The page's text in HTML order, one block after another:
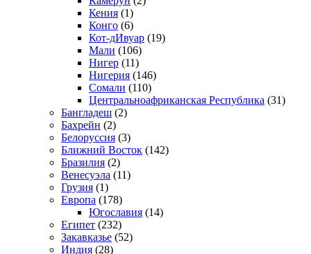
Кения (1)
Конго (6)
Кот-дИвуар (19)
Мали (106)
Нигер (11)
Нигерия (146)
Сомали (110)
Центральноафриканская Республика (31)
Бангладеш (2)
Бахрейн (2)
Белоруссия (3)
Ближний Восток (142)
Бразилия (2)
Венесуэла (11)
Грузия (1)
Европа (178)
Югославия (14)
Египет (232)
Закавказье (52)
Индия (28)